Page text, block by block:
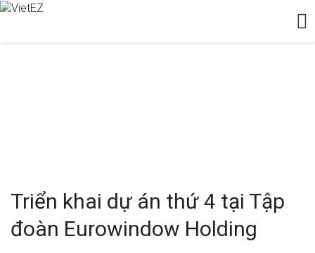
Triển khai dự án thứ 4 tại Tập
đoàn Eurowindow Holding